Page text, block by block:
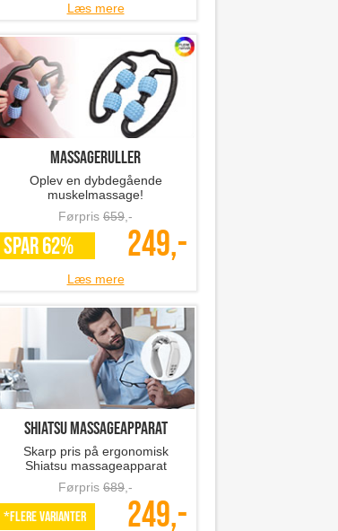
Læs mere
Massageruller
Oplev en dybdegående
muskelmassage!
Førpris 659 ,-
SPAR 62% 249,-
Læs mere
Shiatsu massageapparat
Skarp pris på ergonomisk
Shiatsu massageapparat
Førpris 689 ,-
*Flere varianter 249,-